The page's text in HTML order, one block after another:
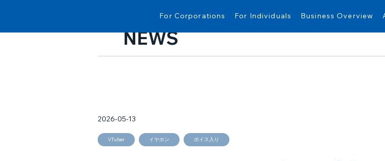
For Corporations For Individuals Business Overview
NEWS
VTuber イヤホン ボイス入り
2026-05-13